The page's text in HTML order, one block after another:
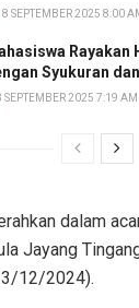
SEPTEMBER 2025 8:00
Syukuran
SEPTEMBER 2025 7:19 AM
dalam
Jayang
12/2024).